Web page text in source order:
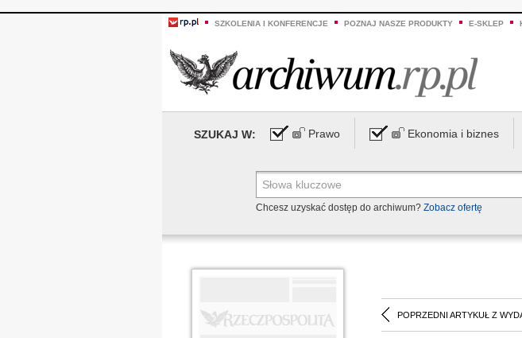
SZKOLENIA I KONFERENCJE POZNAJ NASZE PRODUKTY E-SKLEP
SZUKAJ W: Prawo Ekonomia i biznes
Chcesz uzyskać dostęp do archiwum? Zobacz ofertę
POPRZEDNI ARTYKUŁ Z